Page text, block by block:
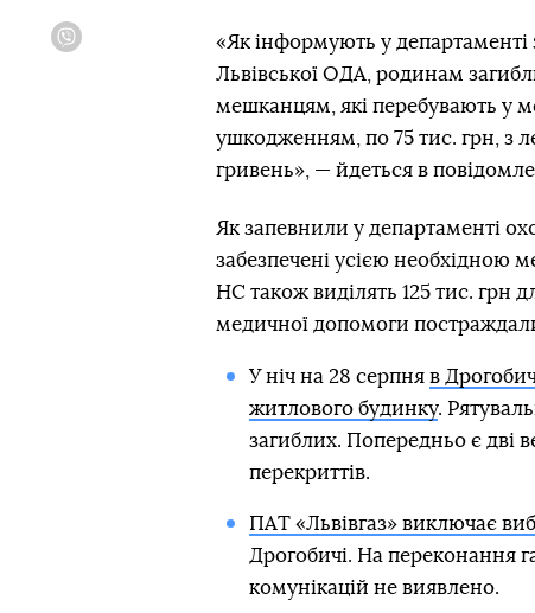
«Як інформують у департаменті
Львівської ОДА, родинам
мешканцям, які перебувають у
ушкодженням, по 75 тис. грн, з
гривень», — йдеться в
Як запевнили у департаменті
забезпечені усією необхідною
НС також виділять 125 тис. грн
медичної допомоги
У ніч на 28 серпня в
житлового будинку.
загиблих. Попередньо є дві
перекриттів.
ПАТ «Львівгаз» виключає
Дрогобичі. На переконання
комунікацій не виявлено.